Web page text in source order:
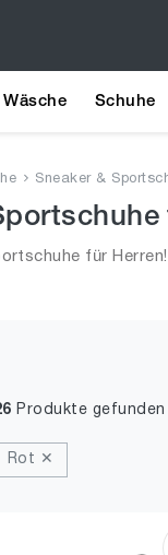
Wäsche Schuhe
Sneaker &
für
Produkte gefunden
Rot ✕